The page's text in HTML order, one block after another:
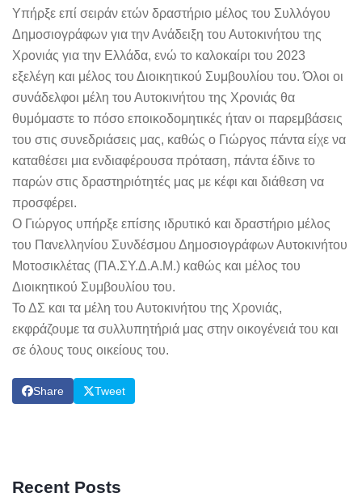
Υπήρξε επί σειράν ετών δραστήριο μέλος του Συλλόγου
Δημοσιογράφων για την Ανάδειξη του Αυτοκινήτου της
Χρονιάς για την Ελλάδα, ενώ το καλοκαίρι του 2023
εξελέγη και μέλος του Διοικητικού Συμβουλίου του. Όλοι οι
συνάδελφοι μέλη του Αυτοκινήτου της Χρονιάς θα
θυμόμαστε το πόσο εποικοδομητικές ήταν οι παρεμβάσεις
του στις συνεδριάσεις μας, καθώς ο Γιώργος πάντα είχε να
καταθέσει μια ενδιαφέρουσα πρόταση, πάντα έδινε το
παρών στις δραστηριότητές μας με κέφι και διάθεση να
προσφέρει.
Ο Γιώργος υπήρξε επίσης ιδρυτικό και δραστήριο μέλος
του Πανελληνίου Συνδέσμου Δημοσιογράφων Αυτοκινήτου
Μοτοσικλέτας (ΠΑ.ΣΥ.Δ.Α.Μ.) καθώς και μέλος του
Διοικητικού Συμβουλίου του.
Το ΔΣ και τα μέλη του Αυτοκινήτου της Χρονιάς,
εκφράζουμε τα συλλυπητήριά μας στην οικογένειά του και
σε όλους τους οικείους του.
Share Tweet
Recent Posts